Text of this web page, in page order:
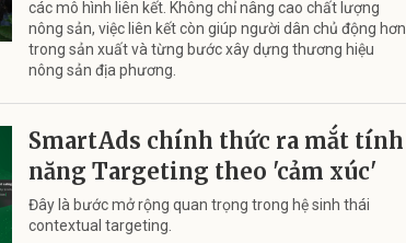
các mô hình liên kết. Không chỉ nâng cao chất lượng
nông sản, việc liên kết còn giúp người dân chủ động hơn
trong sản xuất và từng bước xây dựng thương hiệu
nông sản địa phương.
SmartAds chính thức ra mắt tính
năng Targeting theo 'cảm xúc'
Đây là bước mở rộng quan trọng trong hệ sinh thái
contextual targeting.